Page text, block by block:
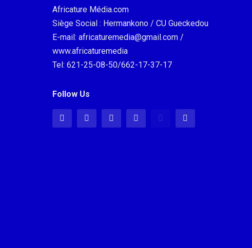
Africature Média.com
Siège Social : Hermankono / CU Gueckedou
E-mail: africaturemedia@gmail.com /
www.africaturemedia
Tel: 621-25-08-50/662-17-37-17
Follow Us